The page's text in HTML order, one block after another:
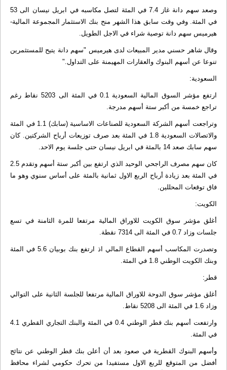
وصعد سهم دانة غاز 7.4 في المئة لتصل مكاسبه في ابريل نيسان الى 53
في المئة. وفي وقت سابق هذا الشهر منح بنك الاستثمار المجموعة المالية-
هيرميس سهم دانة توصية شراء في الاجل الطويل.
وقال شاهر حسني مدير المبيعات لدى هيرميس "سهم دانة يتيح للمستثمرين
تنوعا عن أسهم البنوك والعقارات المهيمنة على التداول."
السعودية:
ارتفع مؤشر السوق المالية السعودية 0.1 في المئة الى 5203 نقاط رغم
تراجع خمسة من أكبر ستة أسهم مدرجة.
وتراجعت أسهم الشركة السعودية للصناعات الاساسية (سابك) 1.1 في المئة
والاتصالات السعودية 1.8 في المئة بعد صرف توزيعات أرباح الشركتين. كان
سهم سابك صعد 14 بالمئة في ابريل نيسان حتى جلسة يوم الاحد.
كان سهم مصرف الراجحي الوحيد الذي ارتفع بين أكبر ستة أسهم وتقدم 2.5
في المئة بعد زيادة أرباح الربع الاول ثمانية بالمئة على أساس سنوي وهو ما
فاق توقعات المحللين.
الكويت:
أغلق مؤشر سوق الكويت للاوراق المالية مرتفعا للمرة الثامنة في تسع
جلسات وزاد 0.7 في المئة الى 7314 نقطة.
وتصدرت المكاسب أسهم القطاع المالي اذ ارتفع بنك بوبيان 5.6 في المئة
وبنك الكويت الوطني 1.8 في المئة.
قطر:
أغلق مؤشر سوق الدوحة للاوراق المالية مرتفعا للجلسة الثانية على التوالي
وزاد 1.6 في المئة الى 5208 نقاط.
وارتفعت أسهم بنك قطر الوطني 0.4 في المئة والبنك التجاري القطري 4.1
في المئة.
وأسهم البنوك القطرية في صعود بعد أن أعلن بنك قطر الوطني عن نتائج
أفضل من المتوقع للربع الاول مستفيدا من تحرك حكومي لشراء محافظ